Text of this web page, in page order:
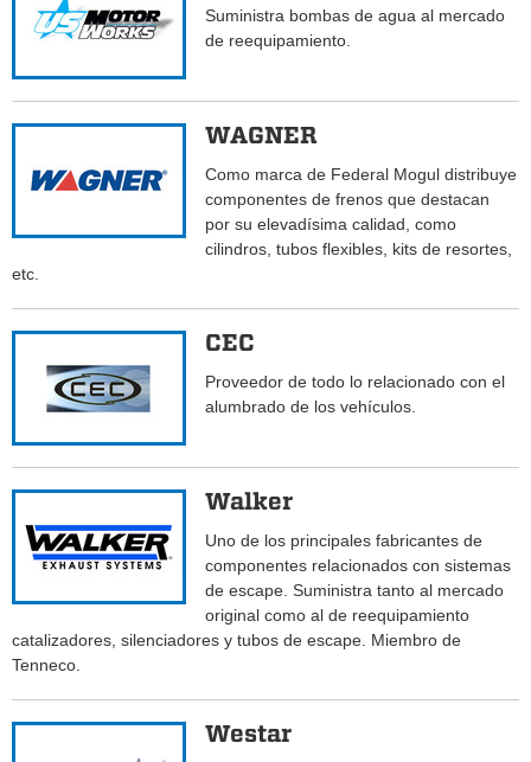
Suministra bombas de agua al mercado
de reequipamiento.
WAGNER
Como marca de Federal Mogul distribuye
componentes de frenos que destacan
por su elevadísima calidad, como
cilindros, tubos flexibles, kits de resortes,
etc.
CEC
Proveedor de todo lo relacionado con el
alumbrado de los vehículos.
Walker
Uno de los principales fabricantes de
componentes relacionados con sistemas
de escape. Suministra tanto al mercado
original como al de reequipamiento
catalizadores, silenciadores y tubos de escape. Miembro de
Tenneco.
Westar